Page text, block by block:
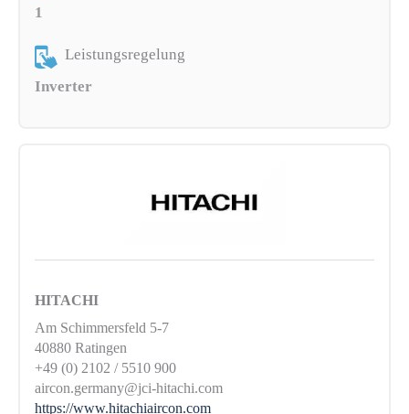
1
Leistungsregelung
Inverter
HITACHI
Am Schimmersfeld 5-7
40880 Ratingen
+49 (0) 2102 / 5510 900
aircon.germany@jci-hitachi.com
https://www.hitachiaircon.com